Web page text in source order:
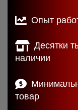
Опыт
Десятки
наличии
товар